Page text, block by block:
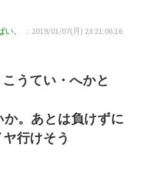
い。
：2019/01/07(月) 23:21:06.16
うてい・へかと
。あとは負けずに
行けそう